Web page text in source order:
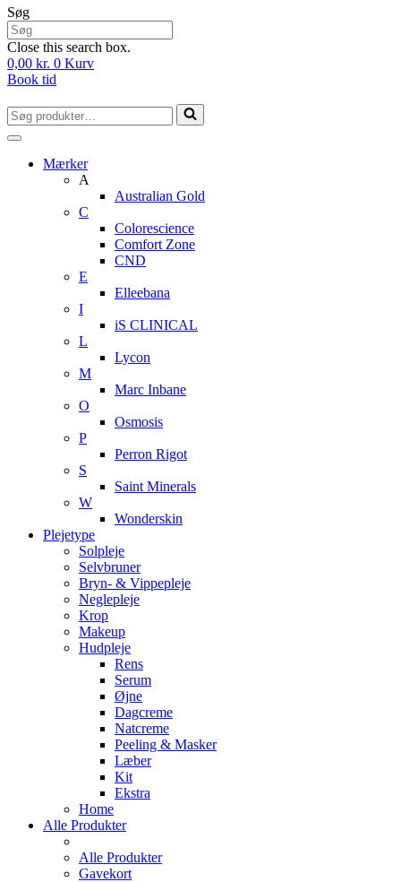
Søg
Close this search box.
0,00 kr. 0 Kurv
Book tid
Søg
efter...
Mærker
A
Australian Gold
C
Colorescience
Comfort Zone
CND
E
Elleebana
I
iS CLINICAL
L
Lycon
M
Marc Inbane
O
Osmosis
P
Perron Rigot
S
Saint Minerals
W
Wonderskin
Plejetype
Solpleje
Selvbruner
Bryn- & Vippepleje
Neglepleje
Krop
Makeup
Hudpleje
Rens
Serum
Øjne
Dagcreme
Natcreme
Peeling & Masker
Læber
Kit
Ekstra
Home
Alle Produkter
Alle Produkter
Gavekort